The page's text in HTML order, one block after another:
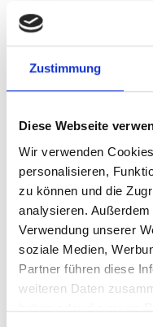
Zustimmung
Diese Webseite
Wir verwenden
personalisieren,
zu können und die
analysieren.
Verwendung unserer
soziale Medien,
Partner führen diese
weiteren Daten
haben oder die sie im
FKB GmbH will once
Hannover Messe!
If you want to learn
us.
Hall/booth 005/D01 –
BACK